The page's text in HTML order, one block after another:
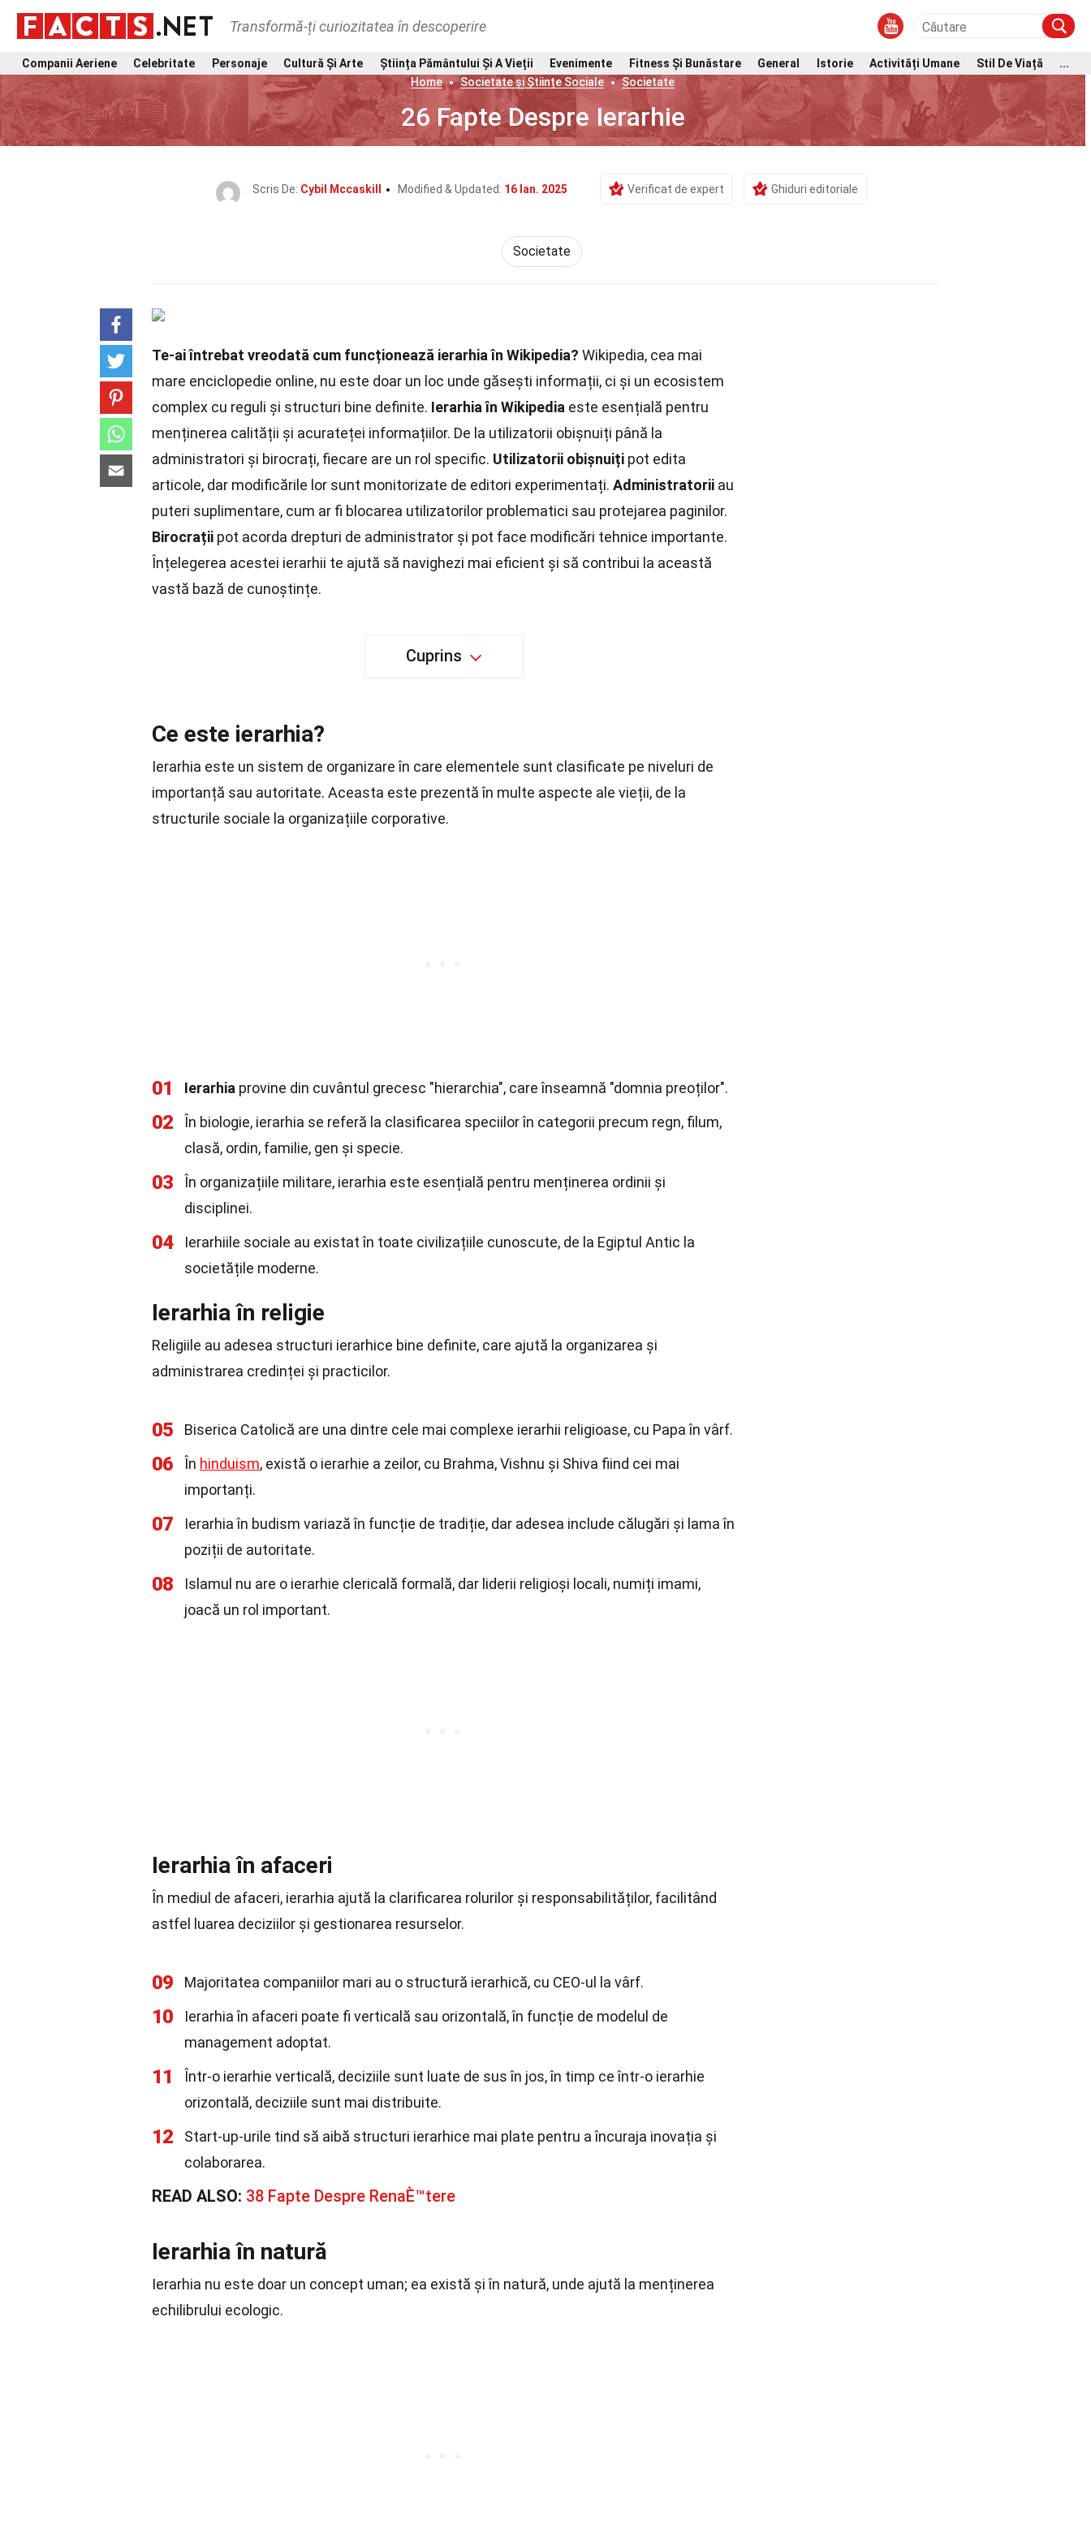
Transformă-ți curiozitatea în descoperire
Companii Aeriene Celebritate Personaje Cultură Și Arte Știința Pământului Și A Vieții Evenimente Fitness Și Bunăstare General Istorie Activități Umane Stil De Viață
...
Home
Societate și Științe Sociale Societate
26 Fapte Despre Ierarhie
Scris De: Cybil Mccaskill Modified & Updated: 16 Ian. 2025 Verificat de expert Ghiduri editoriale
Societate
Te-ai întrebat vreodată cum funcționează ierarhia în Wikipedia? Wikipedia, cea mai
mare enciclopedie online, nu este doar un loc unde găsești informații, ci și un ecosistem
complex cu reguli și structuri bine definite. Ierarhia în Wikipedia este esențială pentru
menținerea calității și acurateței informațiilor. De la utilizatorii obișnuiți până la
administratori și birocrați, fiecare are un rol specific. Utilizatorii obișnuiți pot edita
articole, dar modificările lor sunt monitorizate de editori experimentați. Administratorii au
puteri suplimentare, cum ar fi blocarea utilizatorilor problematici sau protejarea paginilor.
Birocrații pot acorda drepturi de administrator și pot face modificări tehnice importante.
Înțelegerea acestei ierarhii te ajută să navighezi mai eficient și să contribui la această
vastă bază de cunoștințe.
Cuprins
Ce este ierarhia?
Ierarhia este un sistem de organizare în care elementele sunt clasificate pe niveluri de
importanță sau autoritate. Aceasta este prezentă în multe aspecte ale vieții, de la
structurile sociale la organizațiile corporative.
01 Ierarhia provine din cuvântul grecesc "hierarchia", care înseamnă "domnia preoților".
02
În biologie, ierarhia se referă la clasificarea speciilor în categorii precum regn, filum,
clasă, ordin, familie, gen și specie.
03
În organizațiile militare, ierarhia este esențială pentru menținerea ordinii și
disciplinei.
04
Ierarhiile sociale au existat în toate civilizațiile cunoscute, de la Egiptul Antic la
societățile moderne.
Ierarhia în religie
Religiile au adesea structuri ierarhice bine definite, care ajută la organizarea și
administrarea credinței și practicilor.
05 Biserica Catolică are una dintre cele mai complexe ierarhii religioase, cu Papa în vârf.
06 În hinduism, există o ierarhie a zeilor, cu Brahma, Vishnu și Shiva fiind cei mai
importanți.
07
Ierarhia în budism variază în funcție de tradiție, dar adesea include călugări și lama în
poziții de autoritate.
08
Islamul nu are o ierarhie clericală formală, dar liderii religioși locali, numiți imami,
joacă un rol important.
Ierarhia în afaceri
În mediul de afaceri, ierarhia ajută la clarificarea rolurilor și responsabilităților, facilitând
astfel luarea deciziilor și gestionarea resurselor.
09 Majoritatea companiilor mari au o structură ierarhică, cu CEO-ul la vârf.
10
Ierarhia în afaceri poate fi verticală sau orizontală, în funcție de modelul de
management adoptat.
11
Într-o ierarhie verticală, deciziile sunt luate de sus în jos, în timp ce într-o ierarhie
orizontală, deciziile sunt mai distribuite.
12
Start-up-urile tind să aibă structuri ierarhice mai plate pentru a încuraja inovația și
colaborarea.
READ ALSO: 38 Fapte Despre RenaÈ™tere
Ierarhia în natură
Ierarhia nu este doar un concept uman; ea există și în natură, unde ajută la menținerea
echilibrului ecologic.